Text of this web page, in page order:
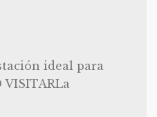
ideal para
VISITARLa